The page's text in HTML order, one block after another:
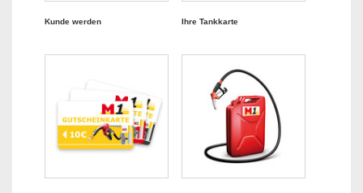
Kunde werden Ihre Tankkarte